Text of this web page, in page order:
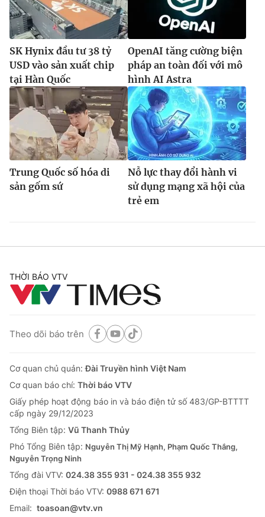
SK Hynix đầu tư 38 tỷ
USD vào sản xuất chip
tại Hàn Quốc
OpenAI tăng cường biện
pháp an toàn đối với mô
hình AI Astra
Trung Quốc số hóa di
sản gốm sứ
Nỗ lực thay đổi hành vi
sử dụng mạng xã hội của
trẻ em
THỜI BÁO VTV
Theo dõi báo trên
Cơ quan chủ quản:Đài Truyền hình Việt Nam
Cơ quan báo chí: Thời báo VTV
Giấy phép hoạt động báo in và báo điện tử số 483/GP-BTTTT
cấp ngày 29/12/2023
Tổng Biên tập: Vũ Thanh Thủy
Phó Tổng Biên tập: Nguyễn Thị Mỹ Hạnh, Phạm Quốc Thắng,
Nguyễn Trọng Ninh
Tổng đài VTV: 024.38 355 931 - 024.38 355 932
Ðiện thoại Thời báo VTV: 0988 671 671
Email: toasoan@vtv.vn